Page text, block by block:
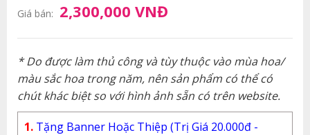
Giá bán: 2,300,000 VNĐ
* Do được làm thủ công và tùy thuộc vào mùa hoa/
màu sắc hoa trong năm, nên sản phẩm có thể có
chút khác biệt so với hình ảnh sẵn có trên website.
1. Tặng Banner Hoặc Thiệp (Trị Giá 20.000đ -